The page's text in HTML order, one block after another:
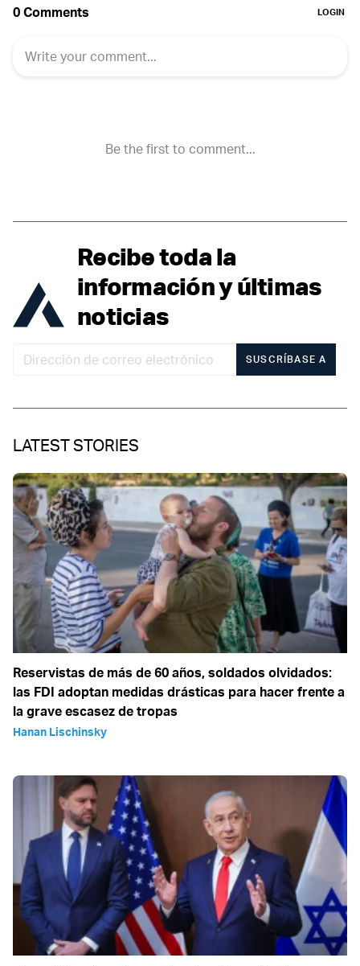
Recibe toda la
información y últimas
noticias
SUSCRÍBASE A
LATEST STORIES
Reservistas de más de 60 años, soldados olvidados:
las FDI adoptan medidas drásticas para hacer frente a
la grave escasez de tropas
Hanan Lischinsky